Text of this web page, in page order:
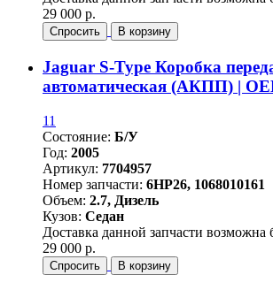
29 000 р.
Спросить В корзину
Jaguar S-Type Коробка
автоматическая (АКПП) |
11
Состояние: Б/У
Год: 2005
Артикул: 7704957
Номер запчасти: 6HP26, 1068010161
Объем: 2.7, Дизель
Кузов: Седан
Доставка данной запчасти возможна
29 000 р.
Спросить В корзину